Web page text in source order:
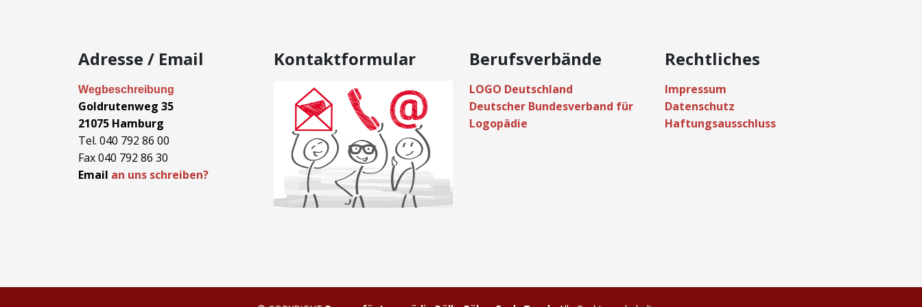
Adresse / Email
Wegbeschreibung
Goldrutenweg 35
21075 Hamburg
Tel. 040 792 86 00
Fax 040 792 86 30
Email an uns schreiben?
Kontaktformular Berufsverbände
LOGO Deutschland
Deutscher Bundesverband für
Logopädie
Rechtliches
Impressum
Datenschutz
Haftungsausschluss